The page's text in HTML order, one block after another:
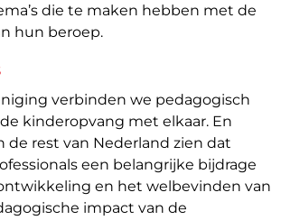
die te maken hebben met de
hun beroep.
verbinden we pedagogisch
kinderopvang met elkaar. En
de rest van Nederland zien dat
een belangrijke bijdrage
en het welbevinden van
impact van de